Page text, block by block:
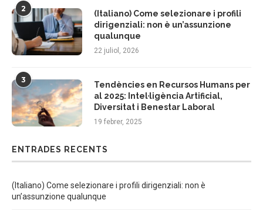
2
(Italiano) Come selezionare i profili
dirigenziali: non è un’assunzione
qualunque
22 juliol, 2026
3
Tendències en Recursos Humans per
al 2025: Intel·ligència Artificial,
Diversitat i Benestar Laboral
19 febrer, 2025
ENTRADES RECENTS
(Italiano) Come selezionare i profili dirigenziali: non è
un’assunzione qualunque